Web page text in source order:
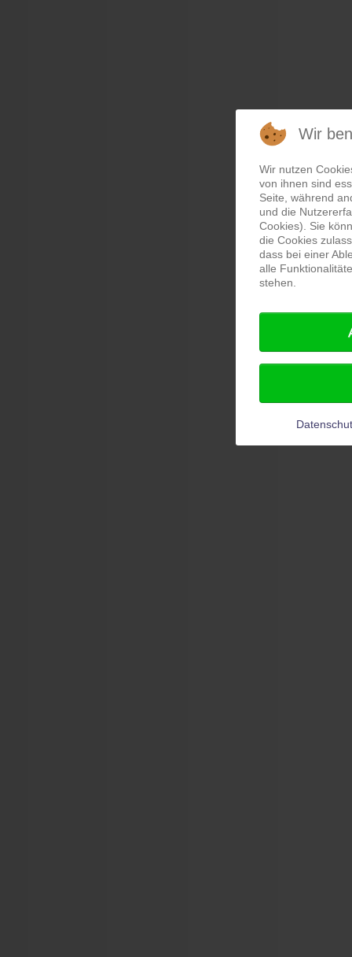
Wir
Wir nutzen
von ihnen sind
Seite, während
und die
Cookies). Sie
die Cookies
dass bei einer
alle
stehen.